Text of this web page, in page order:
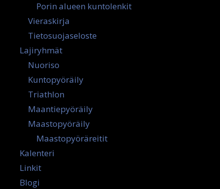
Porin alueen kuntolenkit
Vieraskirja
Tietosuojaseloste
Lajiryhmät
Nuoriso
Kuntopyöräily
Triathlon
Maantiepyöräily
Maastopyöräily
Maastopyöräreitit
Kalenteri
Linkit
Blogi